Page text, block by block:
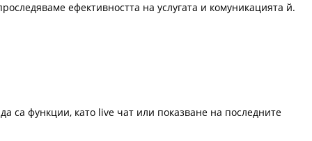
ефективността на услугата и комуникацията й.
са функции, като live чат или показване на последните